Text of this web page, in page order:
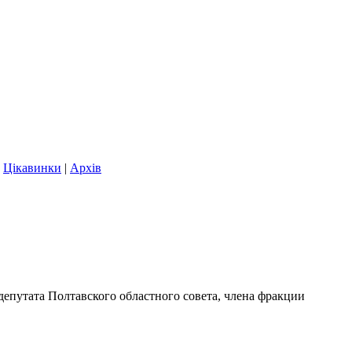
Цікавинки | Архів
Полтавского областного совета, члена фракции